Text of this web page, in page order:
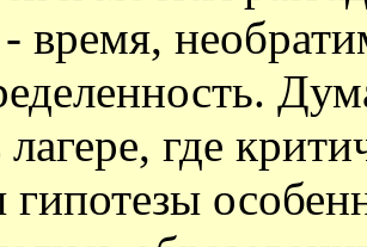
время,
где
гипотезы